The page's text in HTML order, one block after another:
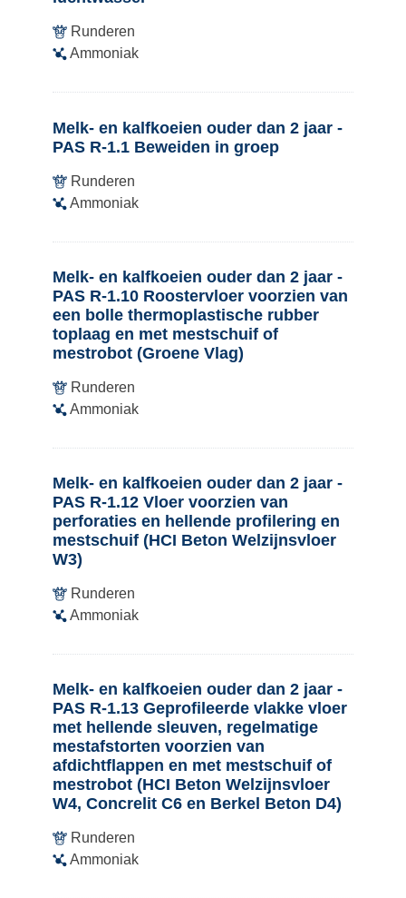
Runderen
Ammoniak
Melk- en kalfkoeien ouder dan 2 jaar -
PAS R-1.1 Beweiden in groep
Runderen
Ammoniak
Melk- en kalfkoeien ouder dan 2 jaar -
PAS R-1.10 Roostervloer voorzien van
een bolle thermoplastische rubber
toplaag en met mestschuif of
mestrobot (Groene Vlag)
Runderen
Ammoniak
Melk- en kalfkoeien ouder dan 2 jaar -
PAS R-1.12 Vloer voorzien van
perforaties en hellende profilering en
mestschuif (HCI Beton Welzijnsvloer
W3)
Runderen
Ammoniak
Melk- en kalfkoeien ouder dan 2 jaar -
PAS R-1.13 Geprofileerde vlakke vloer
met hellende sleuven, regelmatige
mestafstorten voorzien van
afdichtflappen en met mestschuif of
mestrobot (HCI Beton Welzijnsvloer
W4, Concrelit C6 en Berkel Beton D4)
Runderen
Ammoniak